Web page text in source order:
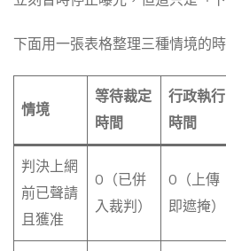
下面用一張表格整理三種情境的時
情境
等待裁定
時間
行政執行
時間
判決上網
前已聲請
且獲准
0（已併
入裁判）
0（上傳
即遮掩）